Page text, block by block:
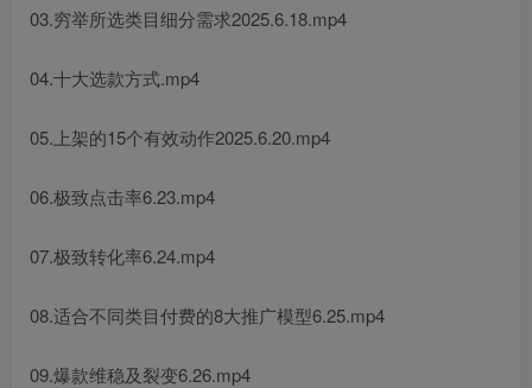
03.穷举所选类目细分需求2025.6.18.mp4
04.十大选款方式.mp4
05.上架的15个有效动作2025.6.20.mp4
06.极致点击率6.23.mp4
07.极致转化率6.24.mp4
08.适合不同类目付费的8大推广模型6.25.mp4
09.爆款维稳及裂变6.26.mp4